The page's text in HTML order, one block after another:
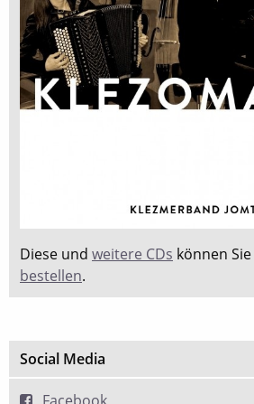
Diese und weitere CDs können Sie
bestellen.
Social Media